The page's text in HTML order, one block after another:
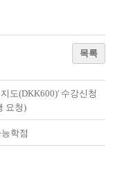
목록
도(DKK600)' 수강신청
요청)
학점